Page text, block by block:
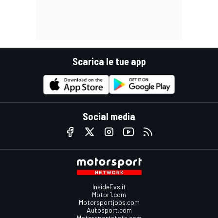
Scarica le tue app
Social media
InsideEvs.it
Motor1.com
Motorsportjobs.com
Autosport.com